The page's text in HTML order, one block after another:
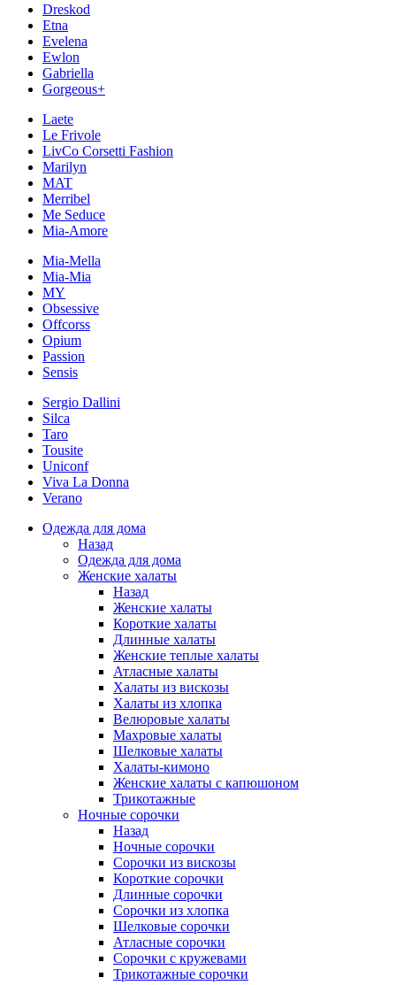
Dreskod
Etna
Evelena
Ewlon
Gabriella
Gorgeous+
Laete
Le Frivole
LivCo Corsetti Fashion
Marilyn
MAT
Merribel
Me Seduce
Mia-Amore
Mia-Mella
Mia-Mia
MY
Obsessive
Offcorss
Opium
Passion
Sensis
Sergio Dallini
Silca
Taro
Tousite
Uniconf
Viva La Donna
Verano
Одежда для дома
Назад
Одежда для дома
Женские халаты
Назад
Женские халаты
Короткие халаты
Длинные халаты
Женские теплые халаты
Атласные халаты
Халаты из вискозы
Халаты из хлопка
Велюровые халаты
Махровые халаты
Шелковые халаты
Халаты-кимоно
Женские халаты с капюшоном
Трикотажные
Ночные сорочки
Назад
Ночные сорочки
Сорочки из вискозы
Короткие сорочки
Длинные сорочки
Сорочки из хлопка
Шелковые сорочки
Атласные сорочки
Сорочки с кружевами
Трикотажные сорочки